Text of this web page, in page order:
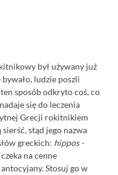
był używany już
ludzie poszli
sposób odkryto coś, co
się do leczenia
Grecji rokitnikiem
stąd jego nazwa
greckich: hippos -
na cenne
Stosuj go w